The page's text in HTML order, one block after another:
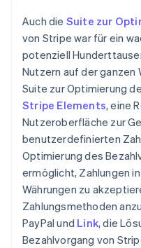
Auch die Suite zur
von Stripe war für ein
potenziell
Nutzern auf der
Suite zur Optimierung
Stripe Elements, eine
Nutzeroberfläche zur
benutzerdefinierten
Optimierung des
ermöglicht, Zahlungen
Währungen zu
Zahlungsmethoden
PayPal und Link, die
Bezahlvorgang von